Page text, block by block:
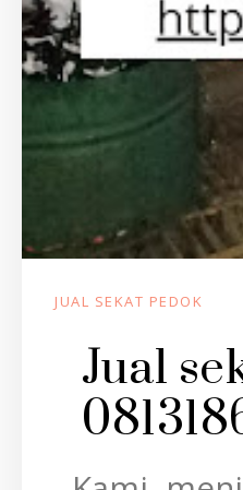
JUAL SEKAT PEDOK
Jual